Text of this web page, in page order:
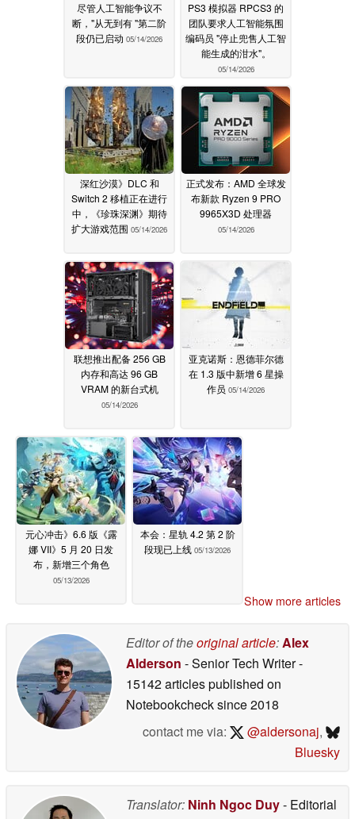
尽管人工智能争议不
断，"从无到有 "第二阶
段仍已启动 05/14/2026
PS3 模拟器 RPCS3 的
团队要求人工智能氛围
编码员 "停止兜售人工智
能生成的泔水"。
05/14/2026
深红沙漠》DLC 和
Switch 2 移植正在进行
中，《珍珠深渊》期待
扩大游戏范围 05/14/2026
正式发布：AMD 全球发
布新款 Ryzen 9 PRO
9965X3D 处理器
05/14/2026
联想推出配备 256 GB
内存和高达 96 GB
VRAM 的新台式机
05/14/2026
亚克诺斯：恩德菲尔德
在 1.3 版中新增 6 星操
作员 05/14/2026
元心冲击》6.6 版《露
娜 VII》5 月 20 日发
布，新增三个角色
05/13/2026
本会：星轨 4.2 第 2 阶
段现已上线 05/13/2026
Show more articles
Editor of theoriginal article:Alex
Alderson - Senior Tech Writer-
15142 articles published on
Notebookchecksince 2018
contact me via:
@aldersonaj,
Bluesky
Translator: Ninh Ngoc Duy- Editorial